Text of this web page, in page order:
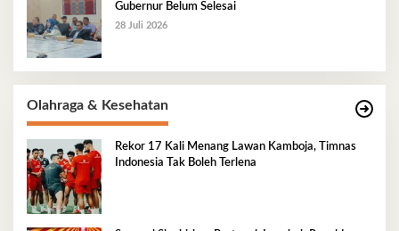
Gubernur Belum Selesai
28 Juli 2026
Olahraga & Kesehatan
Rekor 17 Kali Menang Lawan Kamboja, Timnas
Indonesia Tak Boleh Terlena